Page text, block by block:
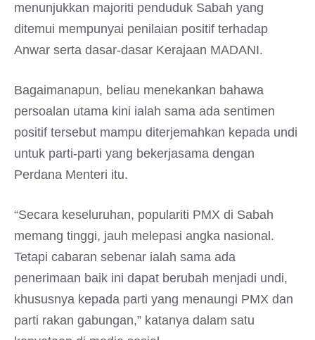
menunjukkan majoriti penduduk Sabah yang
ditemui mempunyai penilaian positif terhadap
Anwar serta dasar-dasar Kerajaan MADANI.
Bagaimanapun, beliau menekankan bahawa
persoalan utama kini ialah sama ada sentimen
positif tersebut mampu diterjemahkan kepada undi
untuk parti-parti yang bekerjasama dengan
Perdana Menteri itu.
“Secara keseluruhan, populariti PMX di Sabah
memang tinggi, jauh melepasi angka nasional.
Tetapi cabaran sebenar ialah sama ada
penerimaan baik ini dapat berubah menjadi undi,
khususnya kepada parti yang menaungi PMX dan
parti rakan gabungan,” katanya dalam satu